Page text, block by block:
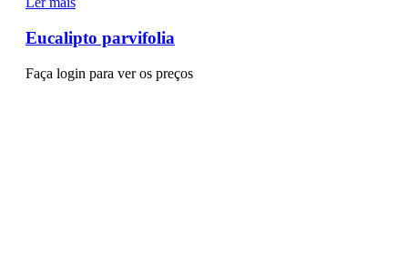
Eucalipto parvifolia
Faça login para ver os preços